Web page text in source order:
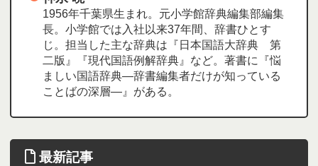
1956年千葉県生まれ。元小学館辞典編集部編集
長。小学館では入社以来37年間、辞書ひとす
じ。担当した主な辞典は『日本国語大辞典 第
二版』『現代国語例解辞典』など。著書に『悩
ましい国語辞典―辞書編集者だけが知っている
ことばの深層―』がある。
最新記事